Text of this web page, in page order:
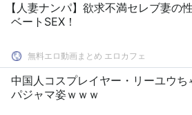
【人妻ナンパ】欲求不満セレブ妻の
ベートSEX！
無料エロ動画まとめ エロカフェ
中国人コスプレイヤー・リーユウち
パジャマ姿ｗｗｗ